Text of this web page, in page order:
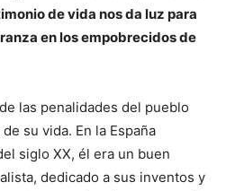
de vida nos da luz para
en los empobrecidos de
las penalidades del pueblo
su vida. En la España
siglo XX, él era un buen
dedicado a sus inventos y